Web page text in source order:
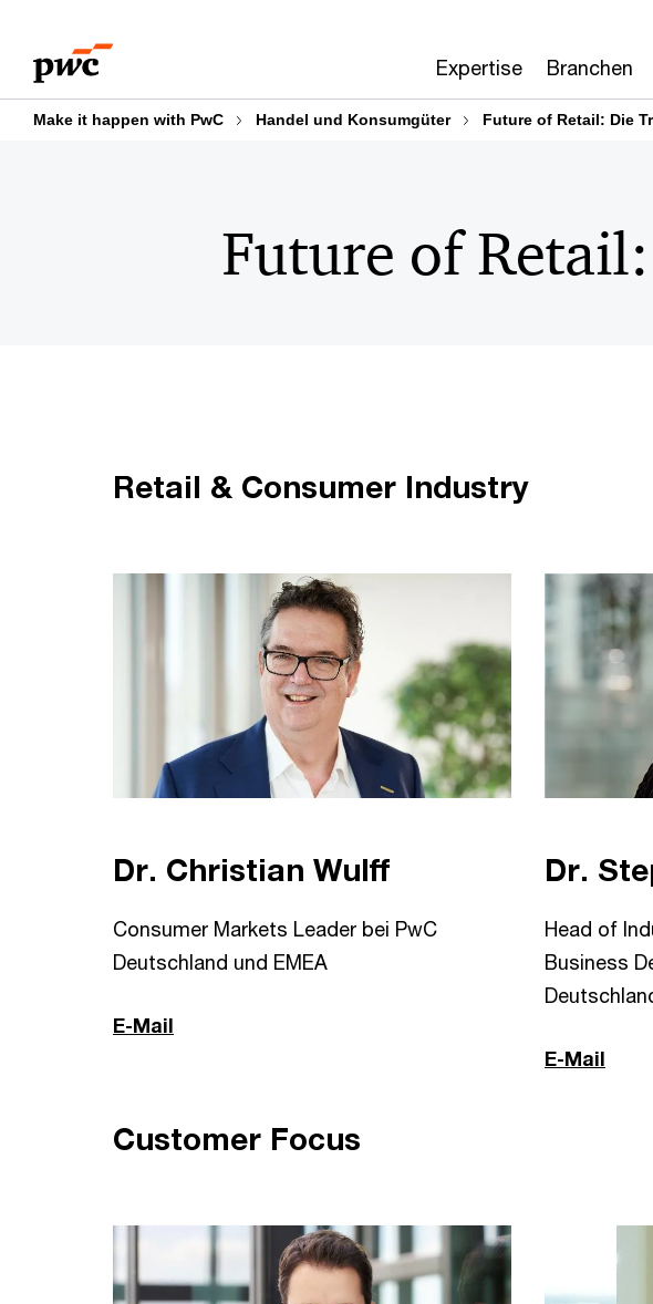
content
footer
Expertise Branchen
Make it happen with PwC Handel und Konsumgüter Future of Retail: Die
Future of
Retail & Consumer Industry
Dr. Christian Wulff
Consumer Markets Leader bei PwC
Deutschland und EMEA
E-Mail
Dr.
Head of
Business
E-Mail
Customer Focus